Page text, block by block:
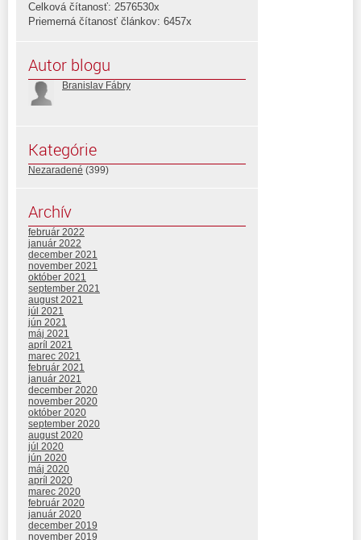
Celková čítanosť: 2576530x
Priemerná čítanosť článkov: 6457x
Autor blogu
Branislav Fábry
Kategórie
Nezaradené (399)
Archív
február 2022
január 2022
december 2021
november 2021
október 2021
september 2021
august 2021
júl 2021
jún 2021
máj 2021
apríl 2021
marec 2021
február 2021
január 2021
december 2020
november 2020
október 2020
september 2020
august 2020
júl 2020
jún 2020
máj 2020
apríl 2020
marec 2020
február 2020
január 2020
december 2019
november 2019